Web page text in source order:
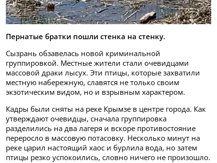
Пернатые братки пошли стенка на стенку.
Сызрань обзавелась новой криминальной
группировкой. Местные жители стали очевидцами
массовой драки лысух. Эти птицы, которые захватили
местную набережную, славятся не только своим
экзотическим видом, но и взрывным характером.
Кадры были сняты на реке Крымзе в центре города. Как
утверждают очевидцы, сначала группировка
разделились на два лагеря и вскоре противостояние
переросло в массовую потасовку. Несколько минут на
реке царил настоящий хаос и бурлила вода, но затем
птицы резко успокоились, словно ничего не произошло.